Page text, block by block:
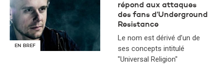
EN BREF
répond aux attaques
des fans d’Underground
Resistance
Le nom est dérivé d’un de
ses concepts intitulé
"Universal Religion"